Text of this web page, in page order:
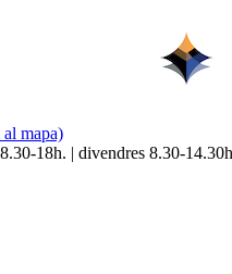
mapa)
18h. | divendres 8.30-